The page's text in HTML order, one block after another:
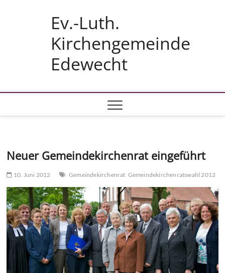
Ev.-Luth.
Kirchengemeinde
Edewecht
Neuer Gemeindekirchenrat eingeführt
10. Juni 2012 Gemeindekirchenrat Gemeindekirchenratswahl 2012